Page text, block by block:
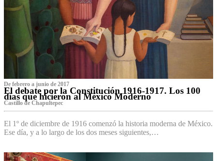
De febrero a junio de 2017
El debate por la Constitución 1916-1917. Los 100
días que hicieron al México Moderno
Castillo de Chapultepec
El 1º de diciembre de 1916 comenzó la historia moderna de México.
Ese día, y a lo largo de los dos meses siguientes,…